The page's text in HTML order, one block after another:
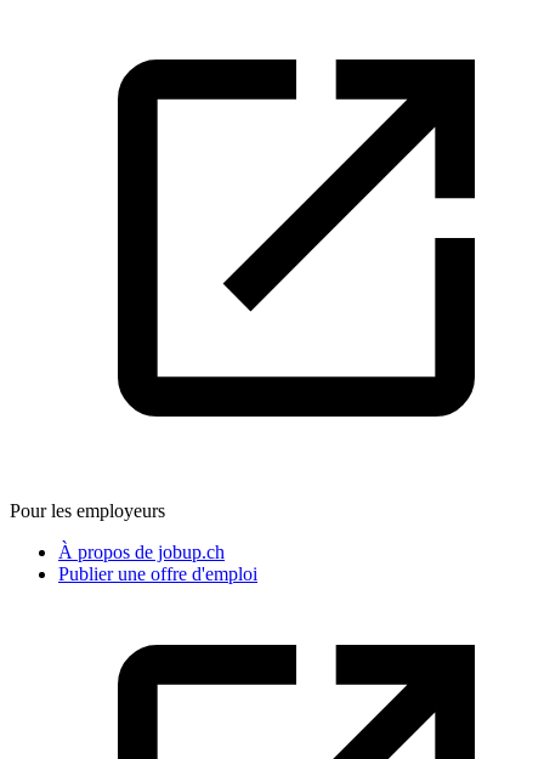
Pour les employeurs
À propos de jobup.ch
Publier une offre d'emploi